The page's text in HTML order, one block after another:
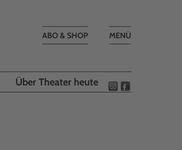
Toggle
MENÜ
ABO & SHOP
Über Theater heute